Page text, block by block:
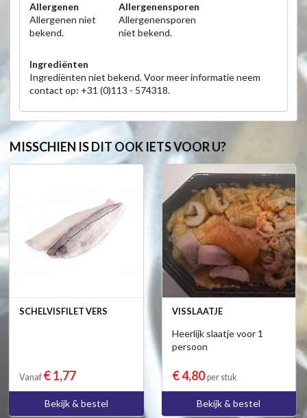
Allergenen
Allergenen niet
bekend.
Allergenensporen
Allergenensporen
niet bekend.
Ingrediënten
Ingrediënten niet bekend. Voor meer informatie neem
contact op: +31 (0)113 - 574318.
MISSCHIEN IS DIT OOK IETS VOOR U?
SCHELVISFILET VERS
Vanaf € 1,77
Bekijk & bestel
VISSLAATJE
Heerlijk slaatje voor 1
persoon
€ 4,80per stuk
Bekijk & bestel